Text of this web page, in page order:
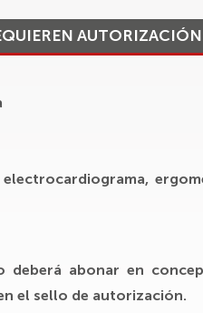
deberá abonar en
el sello de autorización.